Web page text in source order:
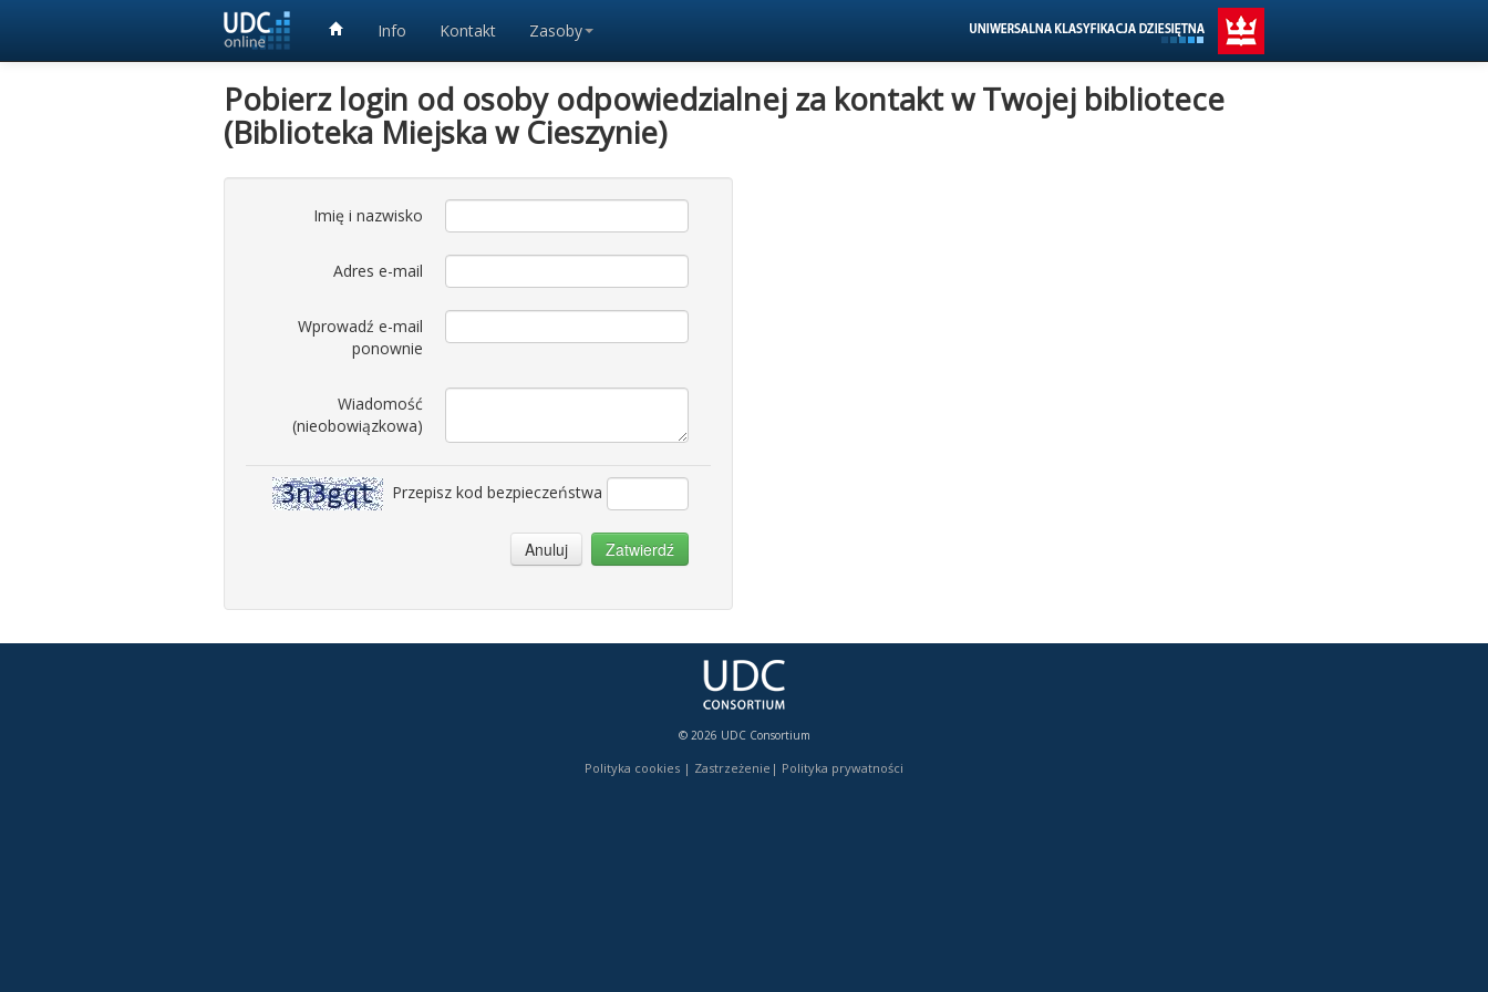
Info Kontakt Zasoby
Pobierz login od osoby odpowiedzialnej za kontakt w Twojej bibliotece
(Biblioteka Miejska w Cieszynie)
Imię i nazwisko
Adres e-mail
Wprowadź e-mail
ponownie
Wiadomość
(nieobowiązkowa)
Przepisz kod bezpieczeństwa
Anuluj Zatwierdź
© 2026 UDC Consortium
Polityka cookies | Zastrzeżenie | Polityka prywatności